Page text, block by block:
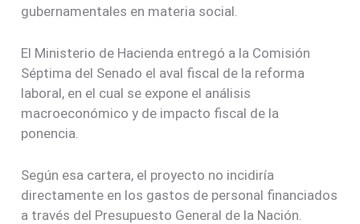
gubernamentales en materia social.
El Ministerio de Hacienda entregó a la Comisión
Séptima del Senado el aval fiscal de la reforma
laboral, en el cual se expone el análisis
macroeconómico y de impacto fiscal de la
ponencia.
Según esa cartera, el proyecto no incidiría
directamente en los gastos de personal financiados
a través del Presupuesto General de la Nación.